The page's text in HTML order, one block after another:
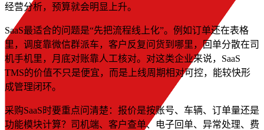
经营分析，预算就会明显上升。
SaaS最适合的问题是“先把流程线上化”。例如订单还在表格
里，调度靠微信群派车，客户反复问货到哪里，回单分散在司
机手机里，月底对账靠人工核对。对这类企业来说，SaaS
TMS的价值不只是便宜，而是上线周期相对可控，能较快形
成管理闭环。
采购SaaS时要重点问清楚：报价是按账号、车辆、订单量还是
功能模块计算？司机端、客户查单、电子回单、异常处理、费